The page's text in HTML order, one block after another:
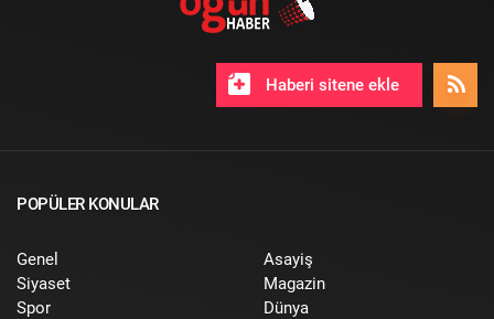
Haberi sitene ekle
POPÜLER KONULAR
Genel
Siyaset
Spor
Asayiş
Magazin
Dünya